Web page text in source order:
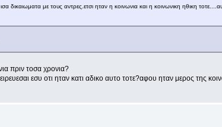
με τους αντρες.ετσι ηταν η κοινωνια και η κοινωνικη ηθικη
πριν τοσα χρονια?
εσυ οτι ηταν κατι αδικο αυτο τοτε?αφου ηταν μερος της